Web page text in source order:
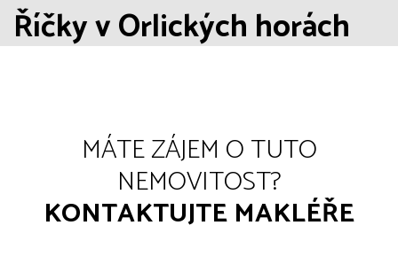
Říčky v Orlických horách
MÁTE ZÁJEM O TUTO
NEMOVITOST?
KONTAKTUJTE MAKLÉŘE